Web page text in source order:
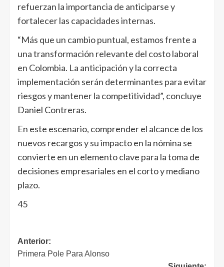
refuerzan la importancia de anticiparse y
fortalecer las capacidades internas.
“Más que un cambio puntual, estamos frente a
una transformación relevante del costo laboral
en Colombia. La anticipación y la correcta
implementación serán determinantes para evitar
riesgos y mantener la competitividad”, concluye
Daniel Contreras.
En este escenario, comprender el alcance de los
nuevos recargos y su impacto en la nómina se
convierte en un elemento clave para la toma de
decisiones empresariales en el corto y mediano
plazo.
45
Anterior:
Primera Pole Para Alonso